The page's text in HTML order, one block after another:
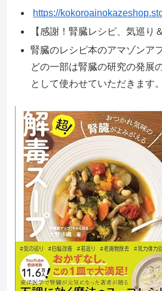
https://
【感謝！腎臓レシピ、気巡り
腎臓のレシピ本のアマゾンア
どの一部は腎臓の研究の発展
として使わせていただきます。